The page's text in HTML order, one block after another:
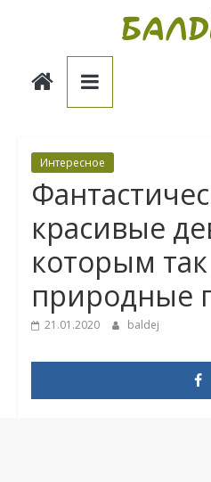
Балдёж
Интересное
красивые
которым
природные
21.01.2020 baldej